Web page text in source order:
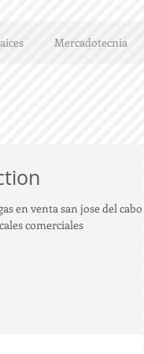
Mercadotecnia
en venta san jose del cabo,
comerciales